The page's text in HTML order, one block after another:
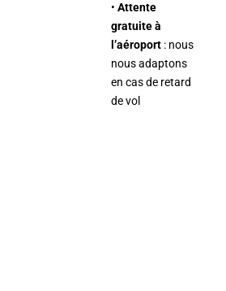
• Attente
gratuite à
l’aéroport : nous
nous adaptons
en cas de retard
de vol